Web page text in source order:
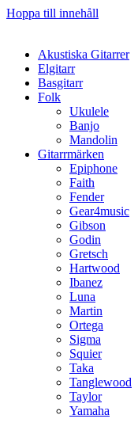
Hoppa till innehåll
Akustiska Gitarrer
Elgitarr
Basgitarr
Folk
Ukulele
Banjo
Mandolin
Gitarrmärken
Epiphone
Faith
Fender
Gear4music
Gibson
Godin
Gretsch
Hartwood
Ibanez
Luna
Martin
Ortega
Sigma
Squier
Taka
Tanglewood
Taylor
Yamaha